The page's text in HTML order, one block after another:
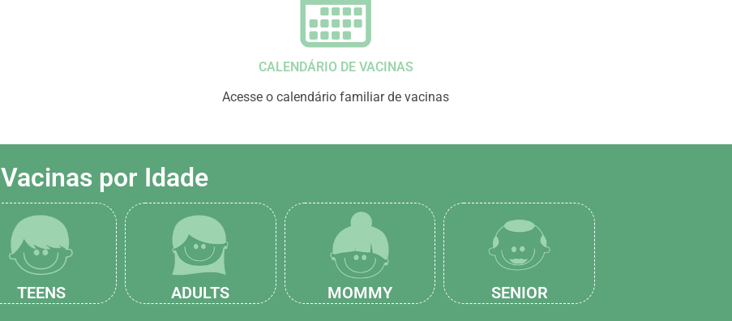
CALENDÁRIO DE VACINAS
Acesse o calendário familiar de vacinas
Vacinas por Idade
TEENS ADULTS MOMMY SENIOR